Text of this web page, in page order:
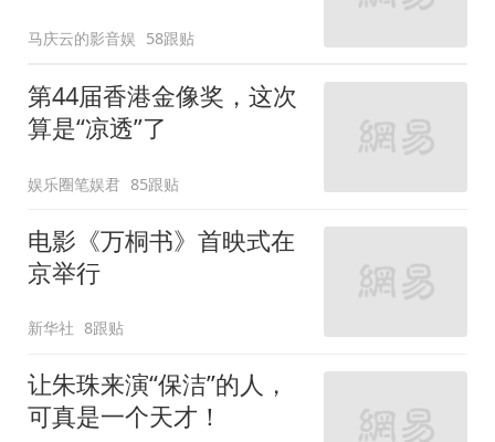
马庆云的影音娱 58跟贴
第44届香港金像奖，这次
算是“凉透”了
娱乐圈笔娱君 85跟贴
电影《万桐书》首映式在
京举行
新华社 8跟贴
让朱珠来演“保洁”的人，
可真是一个天才！